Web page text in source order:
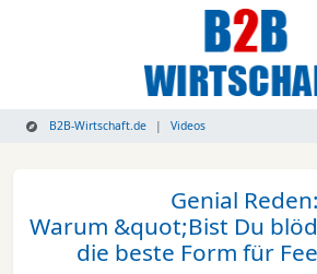
B2B-Wirtschaft.de Videos
Genial Reden:
Warum &quot;Bist Du
die beste Form für